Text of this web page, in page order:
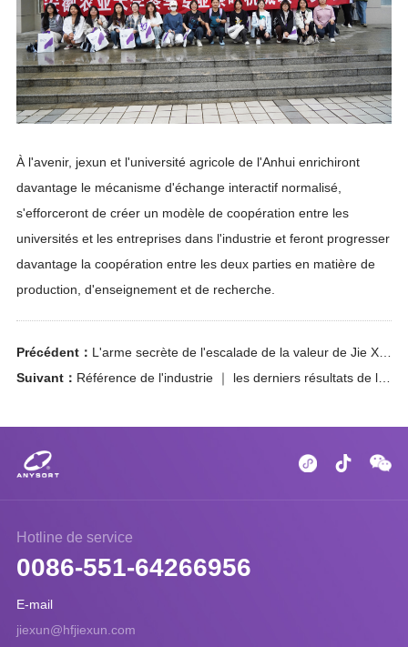
À l'avenir, jexun et l'université agricole de l'Anhui enrichiront
davantage le mécanisme d'échange interactif normalisé,
s'efforceront de créer un modèle de coopération entre les
universités et les entreprises dans l'industrie et feront progresser
davantage la coopération entre les deux parties en matière de
production, d'enseignement et de recherche.
Précédent： L'arme secrète de l'escalade de la valeur de Jie Xun Yun Control ｜ fushing mee
Suivant： Référence de l'industrie ｜ les derniers résultats de la productivité de la nouvelle qualité de Jiaxun dévoilés lors de la semaine nationale des événements scientifiques et technologiques sur les réserves de céréales et de matériel
Hotline de service
0086-551-64266956
E-mail
jiexun@hfjiexun.com